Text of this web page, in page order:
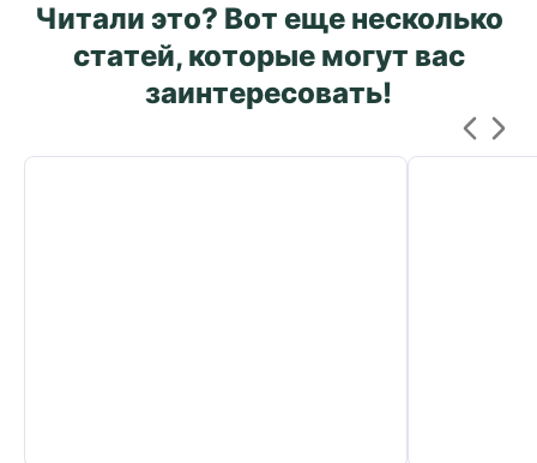
Читали это? Вот еще несколько
статей, которые могут вас
заинтересовать!